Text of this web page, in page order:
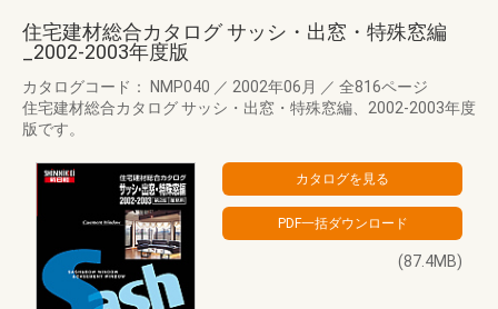
住宅建材総合カタログ サッシ・出窓・特殊窓編
_2002-2003年度版
カタログコード： NMP040 ／ 2002年06月 ／ 全816ページ
住宅建材総合カタログ サッシ・出窓・特殊窓編、2002-2003年度
版です。
(87.4MB)